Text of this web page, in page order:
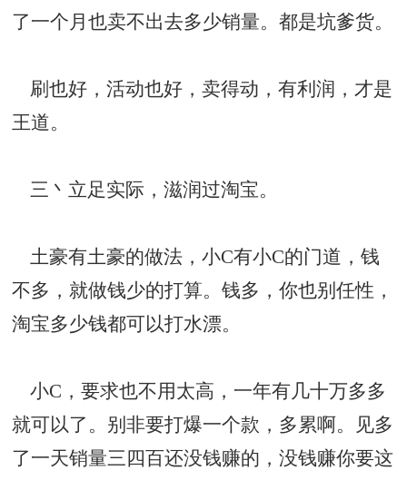
了一个月也卖不出去多少销量。都是坑爹货。
刷也好，活动也好，卖得动，有利润，才是
王道。
三丶立足实际，滋润过淘宝。
土豪有土豪的做法，小C有小C的门道，钱
不多，就做钱少的打算。钱多，你也别任性，
淘宝多少钱都可以打水漂。
小C，要求也不用太高，一年有几十万多多
就可以了。别非要打爆一个款，多累啊。见多
了一天销量三四百还没钱赚的，没钱赚你要这